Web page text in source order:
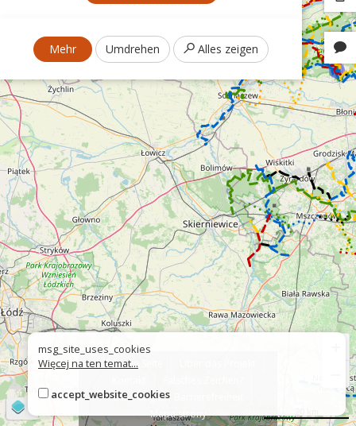
Mehr Umdrehen Alles zeigen
Über die Seite
Erklärung zur Barrierefreiheit
Mapa strony
msg_site_uses_cookies
Więcej na ten temat...
accept_website_cookies